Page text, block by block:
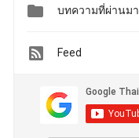
 บทความที่ผ่านมา
Feed